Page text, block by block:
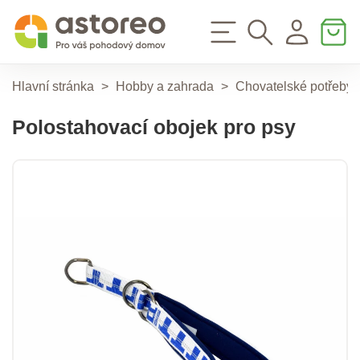
Hlavní stránka > Hobby a zahrada > Chovatelské potřeby
Polostahovací obojek pro psy